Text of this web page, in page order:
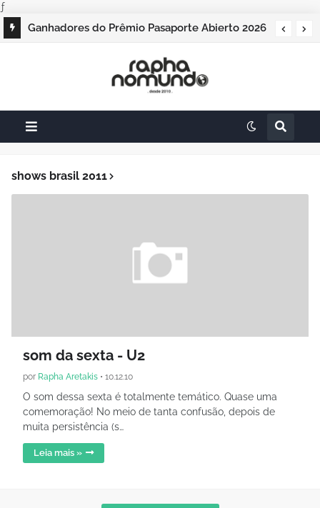
ƒ
Ganhadores do Prêmio Pasaporte Abierto 2026
shows brasil 2011
som da sexta - U2
por Rapha Aretakis • 10.12.10
O som dessa sexta é totalmente temático. Quase uma
comemoração! No meio de tanta confusão, depois de
muita persistência (s…
Leia mais »